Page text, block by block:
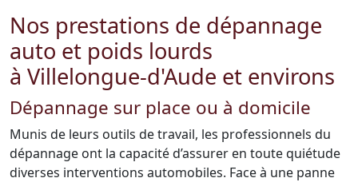
Nos prestations de dépannage
auto et poids lourds
à Villelongue-d'Aude et environs
Dépannage sur place ou à domicile
Munis de leurs outils de travail, les professionnels du
dépannage ont la capacité d’assurer en toute quiétude
diverses interventions automobiles. Face à une panne